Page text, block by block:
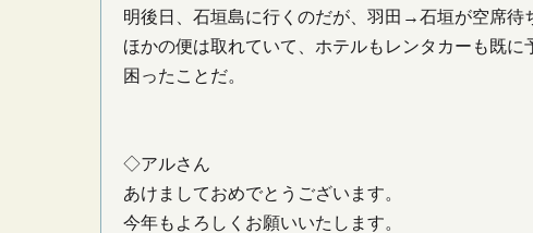
明後日、石垣島に行くのだが、羽田→石垣が空席待
ほかの便は取れていて、ホテルもレンタカーも既に
困ったことだ。
◇アルさん
あけましておめでとうございます。
今年もよろしくお願いいたします。